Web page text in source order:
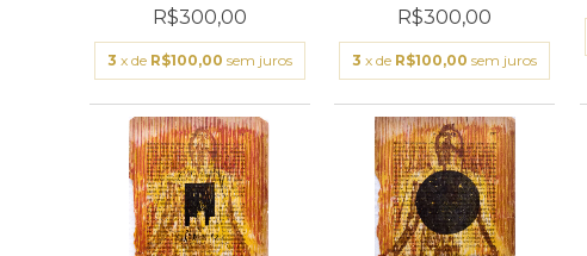
R$300,00
3 x de R$100,00 sem juros
R$300,00
3 x de R$100,00 sem juros